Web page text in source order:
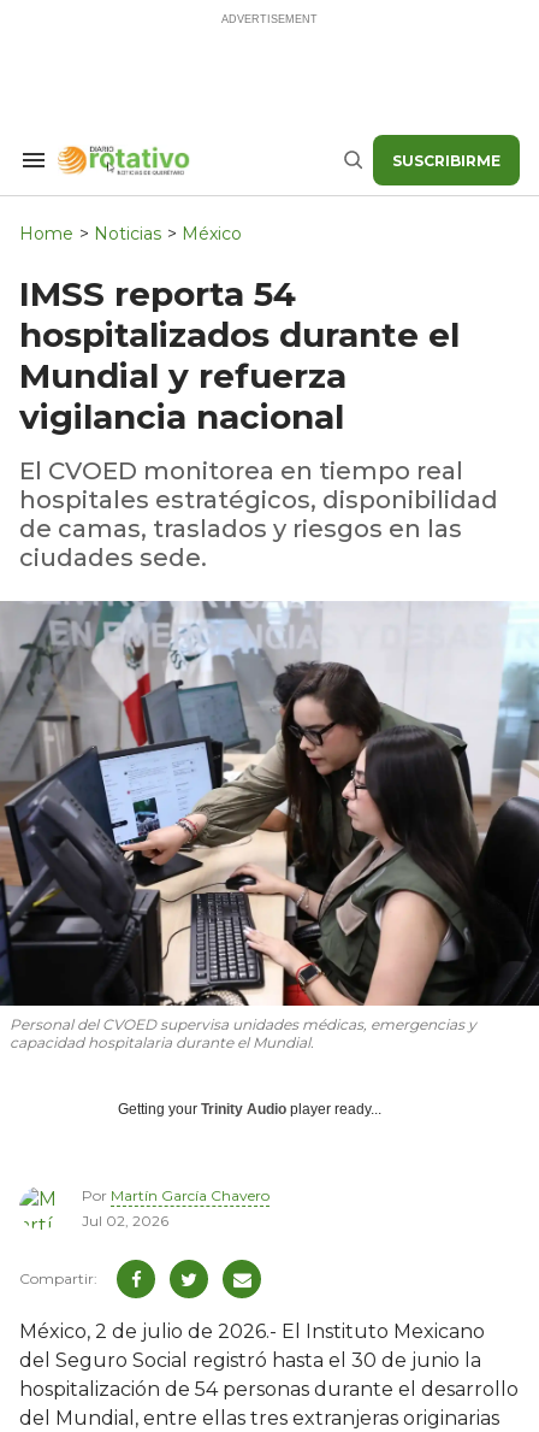
Search
Navigation
Buscar SUSCRIBIRME
Home > Noticias > México
IMSS reporta 54
hospitalizados durante el
Mundial y refuerza
vigilancia nacional
El CVOED monitorea en tiempo real
hospitales estratégicos, disponibilidad
de camas, traslados y riesgos en las
ciudades sede.
Personal del CVOED supervisa unidades médicas, emergencias y
capacidad hospitalaria durante el Mundial.
Getting your Trinity Audio player ready...
Por Martín García Chavero
Jul 02, 2026
México, 2 de julio de 2026.- El Instituto Mexicano
del Seguro Social registró hasta el 30 de junio la
hospitalización de 54 personas durante el desarrollo
del Mundial, entre ellas tres extranjeras originarias